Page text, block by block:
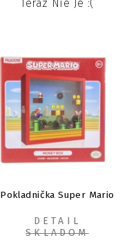
Teraz Nie Je :(
Pokladnička Super Mario
DETAIL
SKLADOM